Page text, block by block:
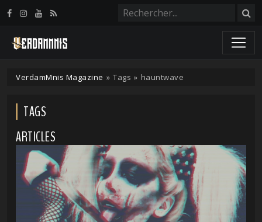
VerdamMnis Magazine » Tags » hauntwave
TAGS
ARTICLES
Panneau de gestion des cookies